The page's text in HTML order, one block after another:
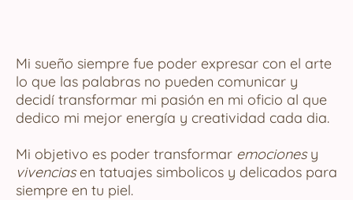
Mi sueño siempre fue poder expresar con el arte
lo que las palabras no pueden comunicar y
decidí transformar mi pasión en mi oficio al que
dedico mi mejor energía y creatividad cada dia.
Mi objetivo es poder transformar emocionesy
vivenciasen tatuajes simbolicos y delicados para
siempre en tu piel.